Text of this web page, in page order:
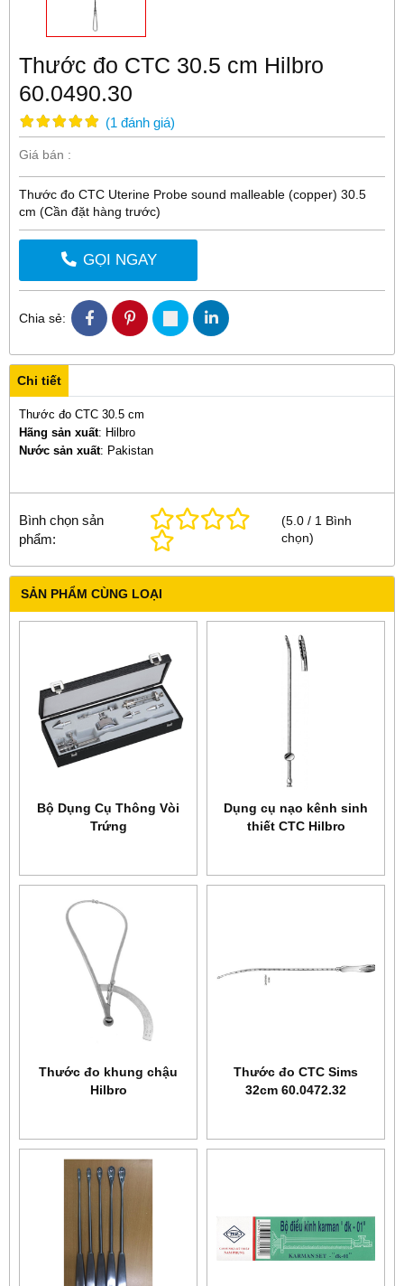
Thước đo CTC 30.5 cm Hilbro
60.0490.30
(1 đánh giá)
Giá bán :
Thước đo CTC Uterine Probe sound malleable (copper) 30.5
cm (Cần đặt hàng trước)
GỌI NGAY
Chia sẻ:
Chi tiết
Thước đo CTC 30.5 cm
Hãng sản xuất: Hilbro
Nước sản xuất: Pakistan
Bình chọn sản
phẩm:
(5.0 / 1 Bình
chọn)
SẢN PHẨM CÙNG LOẠI
Bộ Dụng Cụ Thông Vòi
Trứng
Dụng cụ nạo kênh sinh
thiết CTC Hilbro
Thước đo khung chậu
Hilbro
Thước đo CTC Sims
32cm 60.0472.32